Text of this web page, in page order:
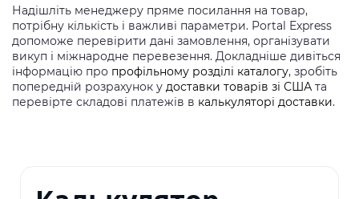
Надішліть менеджеру пряме посилання на товар,
потрібну кількість і важливі параметри. Portal Express
допоможе перевірити дані замовлення, організувати
викуп і міжнародне перевезення. Докладніше дивіться
інформацію про профільному розділі каталогу, зробіть
попередній розрахунок у доставки товарів зі США та
перевірте складові платежів в калькуляторі доставки.